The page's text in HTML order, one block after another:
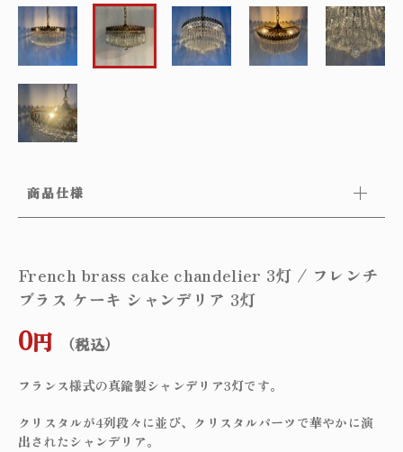
商品仕様
French brass cake chandelier 3灯 / フレンチ
ブラス ケーキ シャンデリア 3灯
0円 （税込）
フランス様式の真鍮製シャンデリア3灯です。
クリスタルが4列段々に並び、クリスタルパーツで華やかに演
出されたシャンデリア。
お問い合わせ